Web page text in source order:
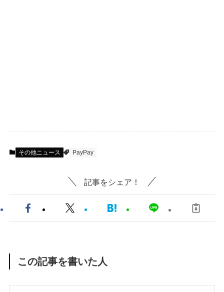
その他ニュース PayPay
記事をシェア！
この記事を書いた人